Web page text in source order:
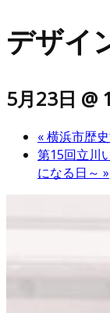
デザイ
5月23日 @
«横浜市歴
第15回立川
になる日～ »